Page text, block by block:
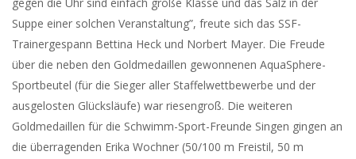
Suppe einer solchen Veranstaltung”, freute sich das SSF-
Trainergespann Bettina Heck und Norbert Mayer. Die Freude
über die neben den Goldmedaillen gewonnenen AquaSphere-
Sportbeutel (für die Sieger aller Staffelwettbewerbe und der
ausgelosten Glücksläufe) war riesengroß. Die weiteren
Goldmedaillen für die Schwimm-Sport-Freunde Singen gingen an
die überragenden Erika Wochner (50/100 m Freistil, 50 m